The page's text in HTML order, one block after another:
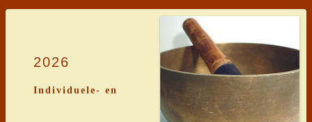
2026
Individuele- en